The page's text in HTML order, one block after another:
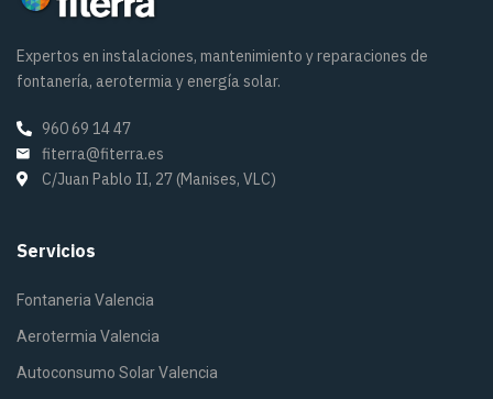
Expertos en instalaciones, mantenimiento y reparaciones de
fontanería, aerotermia y energía solar.
960 69 14 47
fiterra@fiterra.es
C/Juan Pablo II, 27 (Manises, VLC)
Servicios
Fontaneria Valencia
Aerotermia Valencia
Autoconsumo Solar Valencia